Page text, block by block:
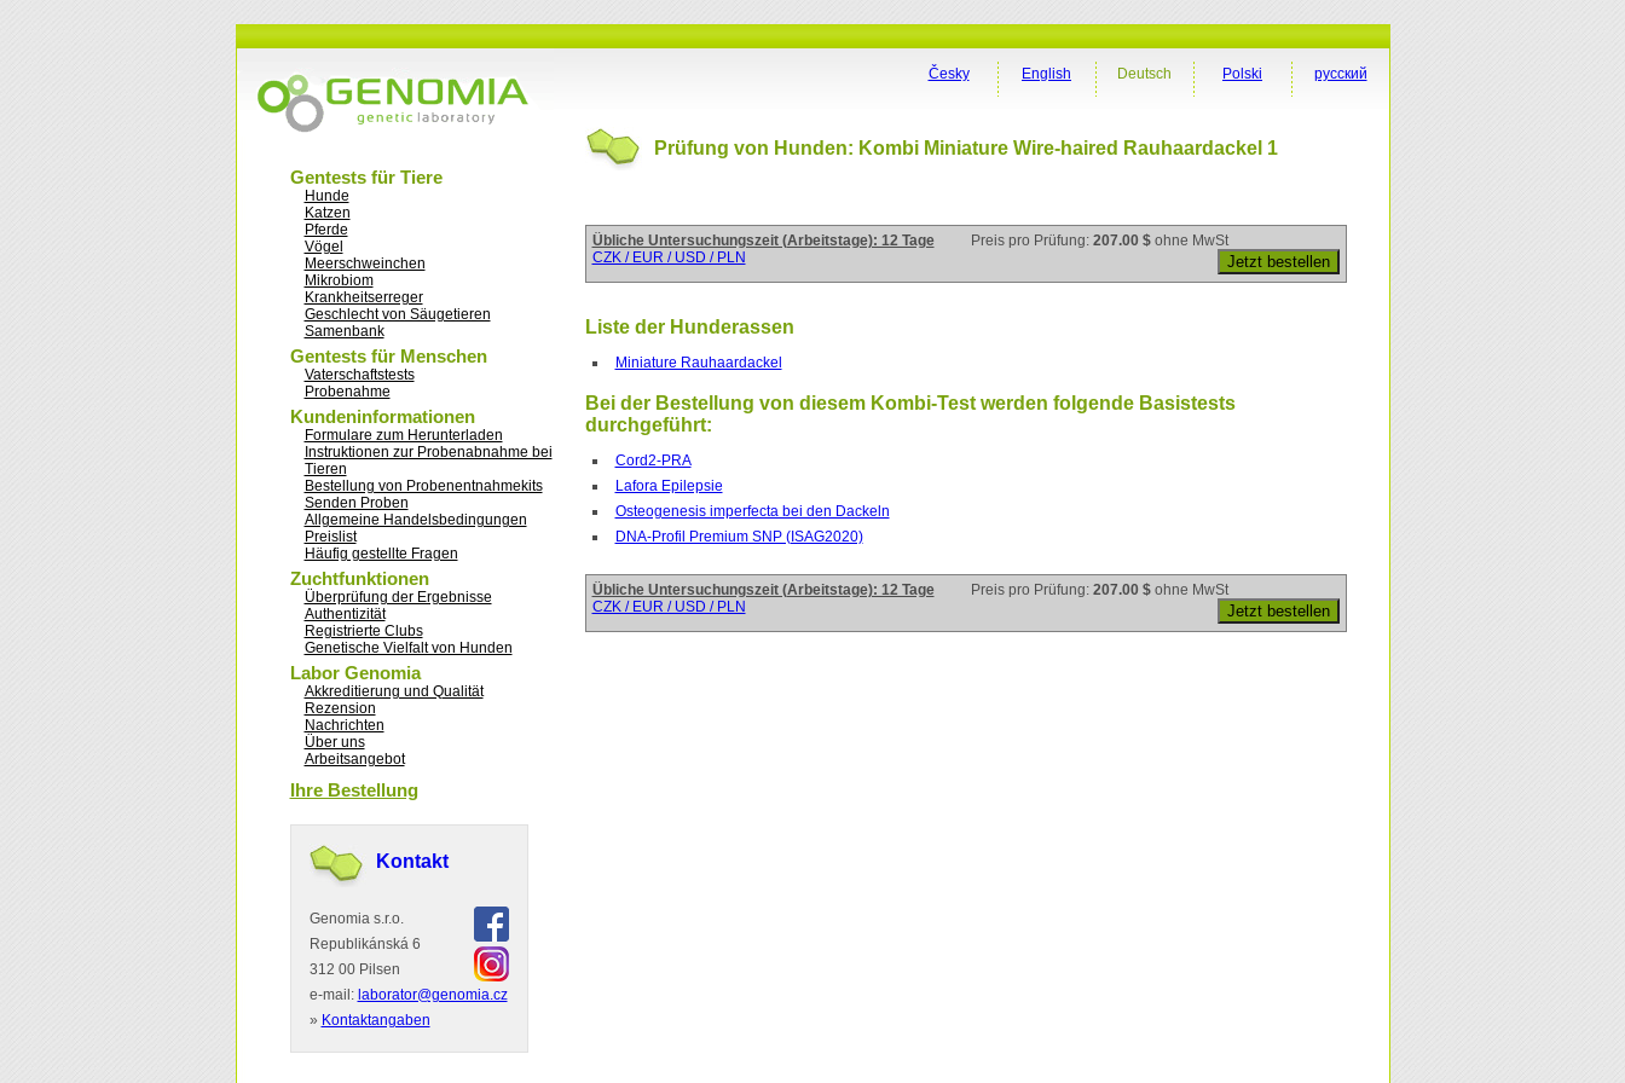
Gentests für Tiere
Hunde
Katzen
Pferde
Vögel
Meerschweinchen
Mikrobiom
Krankheitserreger
Geschlecht von Säugetieren
Samenbank
Gentests für Menschen
Vaterschaftstests
Probenahme
Kundeninformationen
Formulare zum Herunterladen
Instruktionen zur Probenabnahme bei
Tieren
Bestellung von Probenentnahmekits
Senden Proben
Allgemeine Handelsbedingungen
Preislist
Häufig gestellte Fragen
Zuchtfunktionen
Überprüfung der Ergebnisse
Authentizität
Registrierte Clubs
Genetische Vielfalt von Hunden
Labor Genomia
Akkreditierung und Qualität
Rezension
Nachrichten
Über uns
Arbeitsangebot
Ihre Bestellung
Kontakt
Genomia s.r.o.
Republikánská 6
312 00 Pilsen
e-mail: laborator@genomia.cz
» Kontaktangaben
русский
Polski
Deutsch
English
Česky
Prüfung von Hunden: Kombi Miniature Wire-haired Rauhaardackel 1
Übliche Untersuchungszeit (Arbeitstage): 12 Tage Preis pro Prüfung: 207.00 $ ohne MwSt
CZK / EUR / USD / PLN
Liste der Hunderassen
Miniature Rauhaardackel
Bei der Bestellung von diesem Kombi-Test werden folgende Basistests
durchgeführt:
Cord2-PRA
Lafora Epilepsie
Osteogenesis imperfecta bei den Dackeln
DNA-Profil Premium SNP (ISAG2020)
Übliche Untersuchungszeit (Arbeitstage): 12 Tage Preis pro Prüfung: 207.00 $ ohne MwSt
CZK / EUR / USD / PLN